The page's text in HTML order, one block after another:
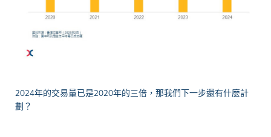
2024年的交易量已是2020年的三倍，那我們下一步還有什麼計
劃？